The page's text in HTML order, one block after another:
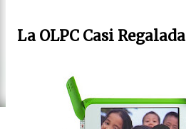
La OLPC Casi Regalada